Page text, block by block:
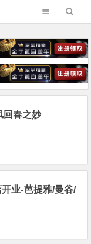
回春之妙
业-芭提雅/曼谷/